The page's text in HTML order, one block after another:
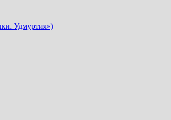
Удмуртия»)